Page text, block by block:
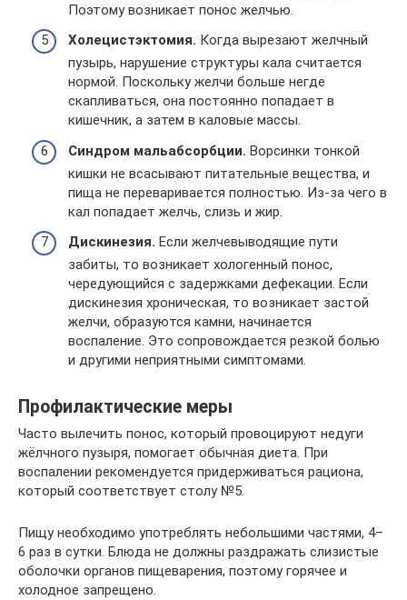
Поэтому возникает понос желчью.
Холецистэктомия. Когда вырезают желчный
пузырь, нарушение структуры кала считается
нормой. Поскольку желчи больше негде
скапливаться, она постоянно попадает в
кишечник, а затем в каловые массы.
Синдром мальабсорбции. Ворсинки тонкой
кишки не всасывают питательные вещества, и
пища не переваривается полностью. Из-за чего в
кал попадает желчь, слизь и жир.
Дискинезия. Если желчевыводящие пути
забиты, то возникает хологенный понос,
чередующийся с задержками дефекации. Если
дискинезия хроническая, то возникает застой
желчи, образуются камни, начинается
воспаление. Это сопровождается резкой болью
и другими неприятными симптомами.
Профилактические меры
Часто вылечить понос, который провоцируют недуги
жёлчного пузыря, помогает обычная диета. При
воспалении рекомендуется придерживаться рациона,
который соответствует столу №5.
Пищу необходимо употреблять небольшими частями, 4–
6 раз в сутки. Блюда не должны раздражать слизистые
оболочки органов пищеварения, поэтому горячее и
холодное запрещено.